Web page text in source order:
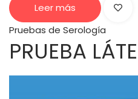
Leer más
Pruebas de Serología
PRUEBA